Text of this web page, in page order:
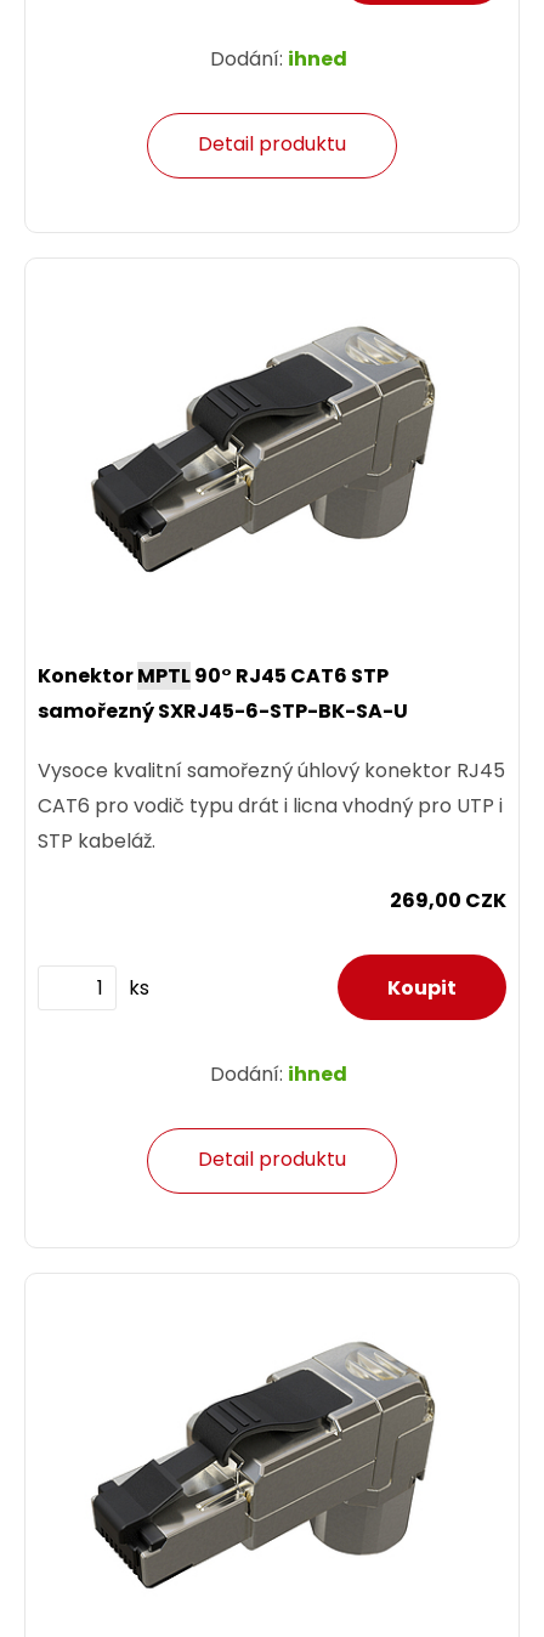
Dodání: ihned
Detail produktu
KonektorMPTL90° RJ45 CAT6 STP
samořezný SXRJ45-6-STP-BK-SA-U
Vysoce kvalitní samořezný úhlový konektor RJ45
CAT6 pro vodič typu drát i licna vhodný pro UTP i
STP kabeláž.
269,00 CZK
ks
Dodání: ihned
Detail produktu